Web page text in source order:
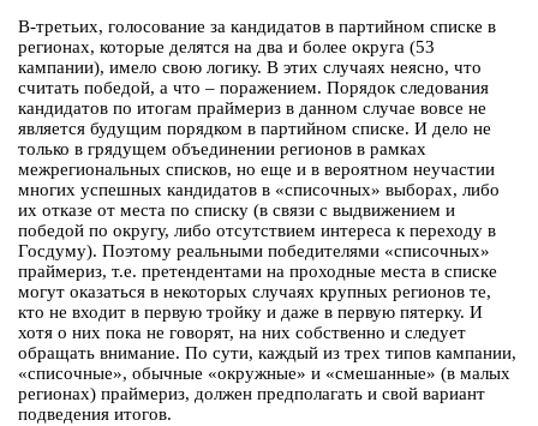
В-третьих, голосование за кандидатов в партийном списке в
регионах, которые делятся на два и более округа (53
кампании), имело свою логику. В этих случаях неясно, что
считать победой, а что – поражением. Порядок следования
кандидатов по итогам праймериз в данном случае вовсе не
является будущим порядком в партийном списке. И дело не
только в грядущем объединении регионов в рамках
межрегиональных списков, но еще и в вероятном неучастии
многих успешных кандидатов в «списочных» выборах, либо
их отказе от места по списку (в связи с выдвижением и
победой по округу, либо отсутствием интереса к переходу в
Госдуму). Поэтому реальными победителями «списочных»
праймериз, т.е. претендентами на проходные места в списке
могут оказаться в некоторых случаях крупных регионов те,
кто не входит в первую тройку и даже в первую пятерку. И
хотя о них пока не говорят, на них собственно и следует
обращать внимание. По сути, каждый из трех типов кампании,
«списочные», обычные «окружные» и «смешанные» (в малых
регионах) праймериз, должен предполагать и свой вариант
подведения итогов.